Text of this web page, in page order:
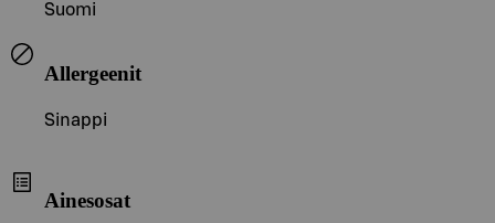
Suomi
Allergeenit
Sinappi
Ainesosat